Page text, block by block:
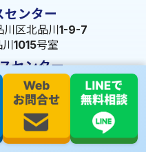
センター
川区北品川1-9-7
1015号室
センター
今泉1-20-18
ンター
山市狭山49-39